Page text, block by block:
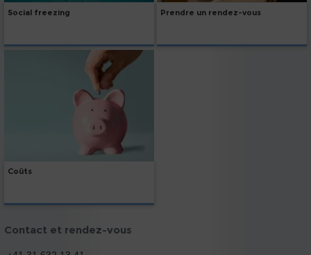
Social freezing Prendre un rendez-vous
Coûts
Contact et rendez-vous